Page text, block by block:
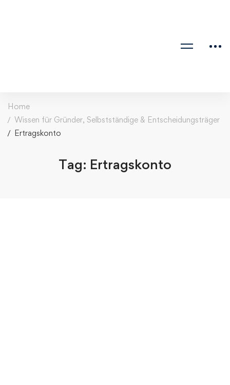
Home
Wissen für Gründer, Selbstständige & Entscheidungsträger
Ertragskonto
Tag: Ertragskonto